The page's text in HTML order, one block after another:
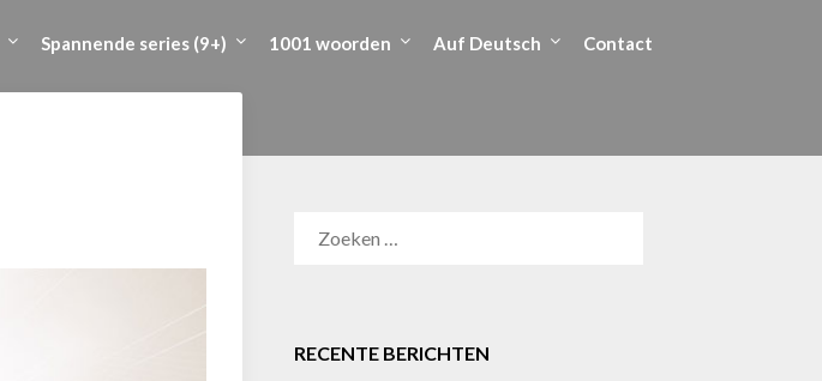
Spannende series (9+) 1001 woorden Auf Deutsch Contact
RECENTE BERICHTEN